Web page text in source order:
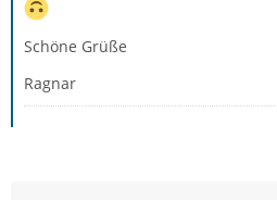
Schöne Grüße
Ragnar